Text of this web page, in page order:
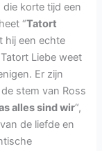
korte tijd een
“Tatort
hij een echte
Liebe weet
Er zijn
stem van Ross
alles sind wir“,
de liefde en